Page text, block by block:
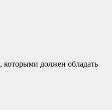
которыми должен обладать